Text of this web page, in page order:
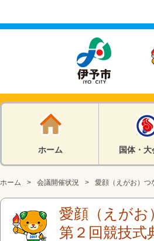
ホーム 国体・大
ホーム 会議開催状況 愛顔（えがお）
愛顔（えが
第２回競技式